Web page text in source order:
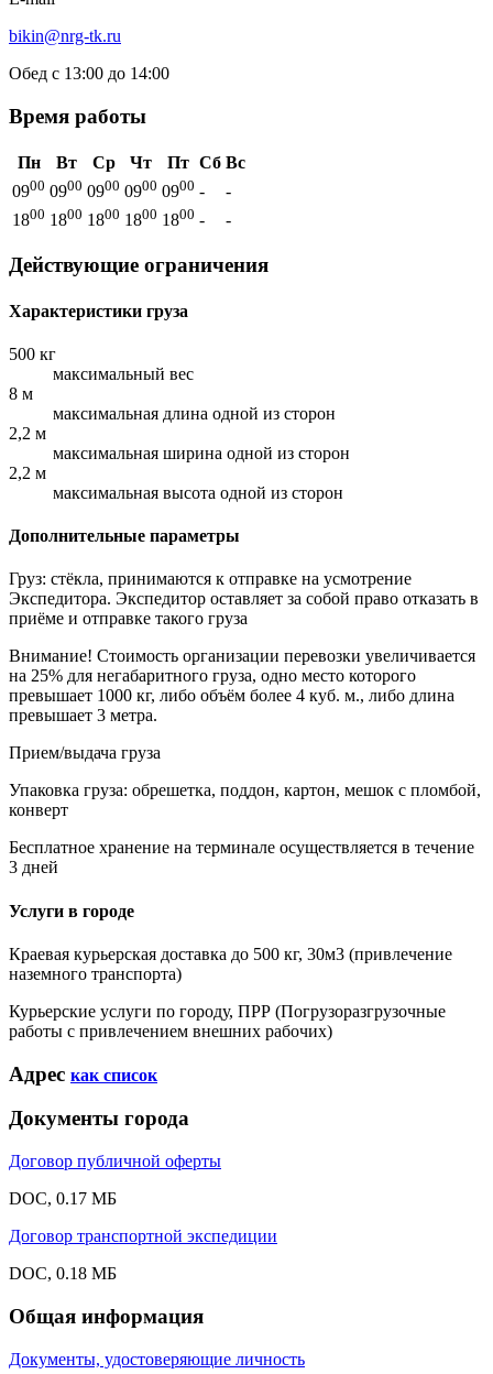
bikin@nrg-tk.ru
Обед с 13:00 до 14:00
Время работы
Пн Вт Ср Чт Пт Сб Вс
0900 0900 0900 0900 0900 -
-
1800 1800 1800 1800 1800 - -
Действующие ограничения
Характеристики груза
500 кг
максимальный вес
8 м
максимальная длина одной из сторон
2,2 м
максимальная ширина одной из сторон
2,2 м
максимальная высота одной из сторон
Дополнительные параметры
Груз: стёкла, принимаются к отправке на усмотрение
Экспедитора. Экспедитор оставляет за собой право отказать в
приёме и отправке такого груза
Внимание! Стоимость организации перевозки увеличивается
на 25% для негабаритного груза, одно место которого
превышает 1000 кг, либо объём более 4 куб. м., либо длина
превышает 3 метра.
Прием/выдача груза
Упаковка груза: обрешетка, поддон, картон, мешок с пломбой,
конверт
Бесплатное хранение на терминале осуществляется в течение
3 дней
Услуги в городе
Краевая курьерская доставка до 500 кг, 30м3 (привлечение
наземного транспорта)
Курьерские услуги по городу, ПРР (Погрузоразгрузочные
работы с привлечением внешних рабочих)
Адрес как список
Документы города
Договор публичной оферты
DOC, 0.17 МБ
Договор транспортной экспедиции
DOC, 0.18 МБ
Общая информация
Документы, удостоверяющие личность